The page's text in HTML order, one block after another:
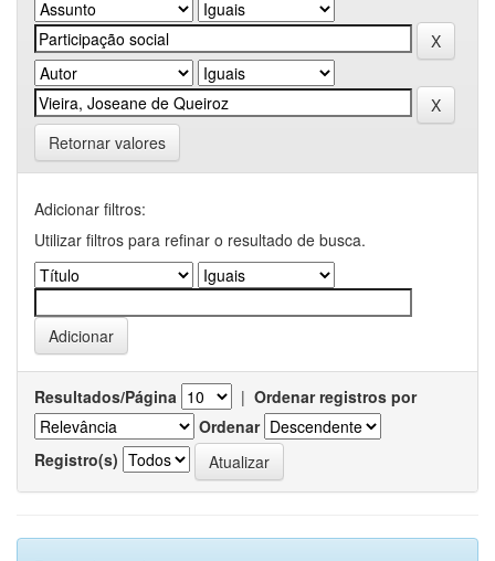
Retornar valores
Adicionar filtros:
Utilizar filtros para refinar o resultado de busca.
Resultados/Página | Ordenar registros por
Ordenar
Registro(s)